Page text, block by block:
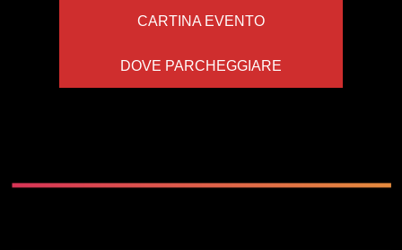
CARTINA EVENTO
DOVE PARCHEGGIARE